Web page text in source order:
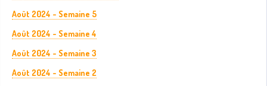
Août 2024 - Semaine 5
Août 2024 - Semaine 4
Août 2024 - Semaine 3
Août 2024 - Semaine 2